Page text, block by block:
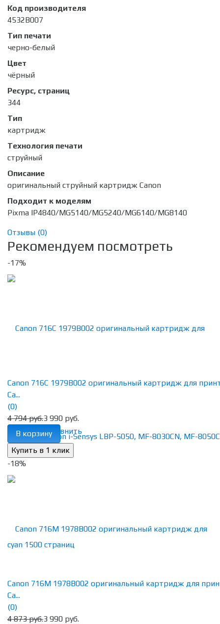
Код производителя
4532B007
Тип печати
черно-белый
Цвет
чёрный
Ресурс, страниц
344
Тип
картридж
Технология печати
струйный
Описание
оригинальный струйный картридж Canon
Подходит к моделям
Pixma IP4840/MG5140/MG5240/MG6140/MG8140
Отзывы (0)
Рекомендуем посмотреть
-17%
избранное сравнить
Canon 716C 1979B002 оригинальный картридж для
Ca...
(0)
4 794 руб.3 990 руб.
В корзину
-18%
Canon 716M 1978B002 оригинальный картридж для
Ca...
(0)
4 873 руб.3 990 руб.